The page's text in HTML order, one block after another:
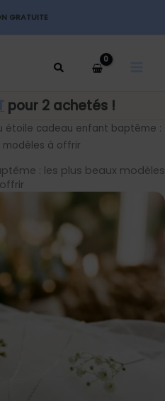
GRATUITE
pour 2 achetés !
étoile cadeau enfant baptême :
modèles à offrir
: les plus beaux modèles